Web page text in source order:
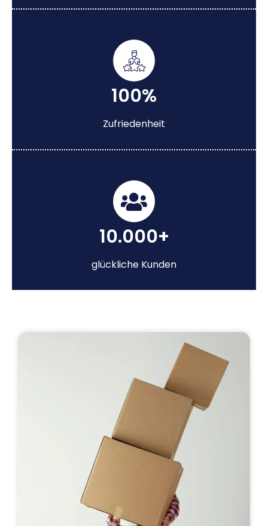
100%
Zufriedenheit
10.000+
glückliche Kunden